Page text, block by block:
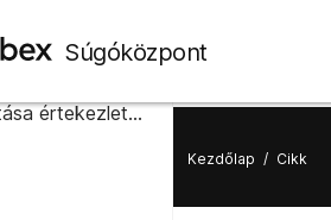
Súgóközpont
értekezlet
Kezdőlap / Cikk